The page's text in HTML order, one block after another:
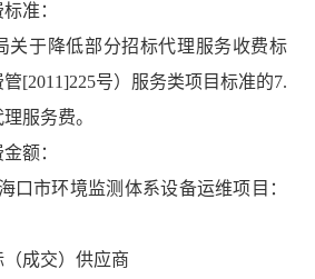
准：
关于降低部分招标代理服务收费标
[2011]225号）服务类项目标准的7.
服务费。
额：
口市环境监测体系设备运维项目：
成交）供应商